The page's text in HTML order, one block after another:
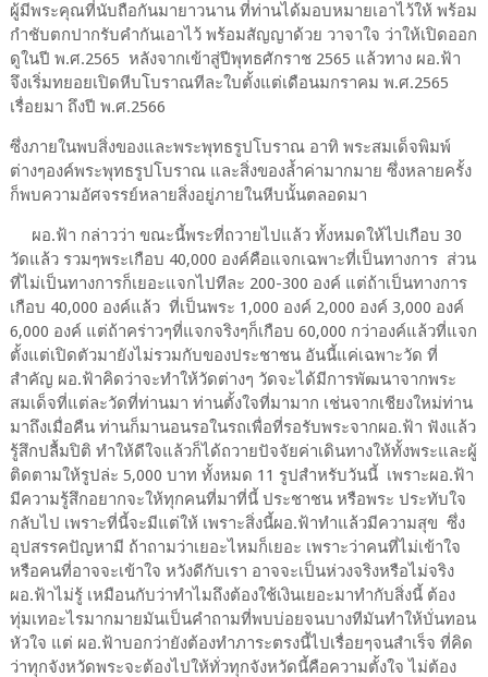
ผู้มีพระคุณที่นับถือกันมายาวนาน ที่ท่านได้มอบหมายเอาไว้ให้ พร้อม
กำชับตกปากรับคำกันเอาไว้ พร้อมสัญญาด้วย วาจาใจ ว่าให้เปิดออก
ดูในปี พ.ศ.2565 หลังจากเข้าสู่ปีพุทธศักราช 2565 แล้วทาง ผอ.ฟ้า
จึงเริ่มทยอยเปิดหีบโบราณทีละใบตั้งแต่เดือนมกราคม พ.ศ.2565
เรื่อยมา ถึงปี พ.ศ.2566
ซึ่งภายในพบสิ่งของและพระพุทธรูปโบราณ อาทิ พระสมเด็จพิมพ์
ต่างๆองค์พระพุทธรูปโบราณ และสิ่งของล้ำค่ามากมาย ซึ่งหลายครั้ง
ก็พบความอัศจรรย์หลายสิ่งอยู่ภายในหีบนั้นตลอดมา
ผอ.ฟ้า กล่าวว่า ขณะนี้พระที่ถวายไปแล้ว ทั้งหมดให้ไปเกือบ 30
วัดแล้ว รวมๆพระเกือบ 40,000 องค์คือแจกเฉพาะที่เป็นทางการ ส่วน
ที่ไม่เป็นทางการก็เยอะแจกไปทีละ 200-300 องค์ แต่ถ้าเป็นทางการ
เกือบ 40,000 องค์แล้ว ที่เป็นพระ 1,000 องค์ 2,000 องค์ 3,000 องค์
6,000 องค์ แต่ถ้าคร่าวๆที่แจกจริงๆก็เกือบ 60,000 กว่าองค์แล้วที่แจก
ตั้งแต่เปิดตัวมายังไม่รวมกับของประชาชน อันนี้แค่เฉพาะวัด ที่
สำคัญ ผอ.ฟ้าคิดว่าจะทำให้วัดต่างๆ วัดจะได้มีการพัฒนาจากพระ
สมเด็จที่แต่ละวัดที่ท่านมา ท่านตั้งใจที่มามาก เช่นจากเชียงใหม่ท่าน
มาถึงเมื่อคืน ท่านก็มานอนรอในรถเพื่อที่รอรับพระจากผอ.ฟ้า ฟังแล้ว
รู้สึกปลื้มปิติ ทำให้ดีใจแล้วก็ได้ถวายปัจจัยค่าเดินทางให้ทั้งพระและผู้
ติดตามให้รูปล่ะ 5,000 บาท ทั้งหมด 11 รูปสำหรับวันนี้ เพราะผอ.ฟ้า
มีความรู้สึกอยากจะให้ทุกคนที่มาที่นี้ ประชาชน หรือพระ ประทับใจ
กลับไป เพราะที่นี้จะมีแต่ให้ เพราะสิ่งนี้ผอ.ฟ้าทำแล้วมีความสุข ซึ่ง
อุปสรรคปัญหามี ถ้าถามว่าเยอะไหมก็เยอะ เพราะว่าคนที่ไม่เข้าใจ
หรือคนที่อาจจะเข้าใจ หวังดีกับเรา อาจจะเป็นห่วงจริงหรือไม่จริง
ผอ.ฟ้าไม่รู้ เหมือนกับว่าทำไมถึงต้องใช้เงินเยอะมาทำกับสิ่งนี้ ต้อง
ทุ่มเทอะไรมากมายมันเป็นคำถามที่พบบ่อยจนบางทีมันทำให้บั่นทอน
หัวใจ แต่ ผอ.ฟ้าบอกว่ายังต้องทำภาระตรงนี้ไปเรื่อยๆจนสำเร็จ ที่คิด
ว่าทุกจังหวัดพระจะต้องไปให้ทั่วทุกจังหวัดนี้คือความตั้งใจ ไม่ต้อง